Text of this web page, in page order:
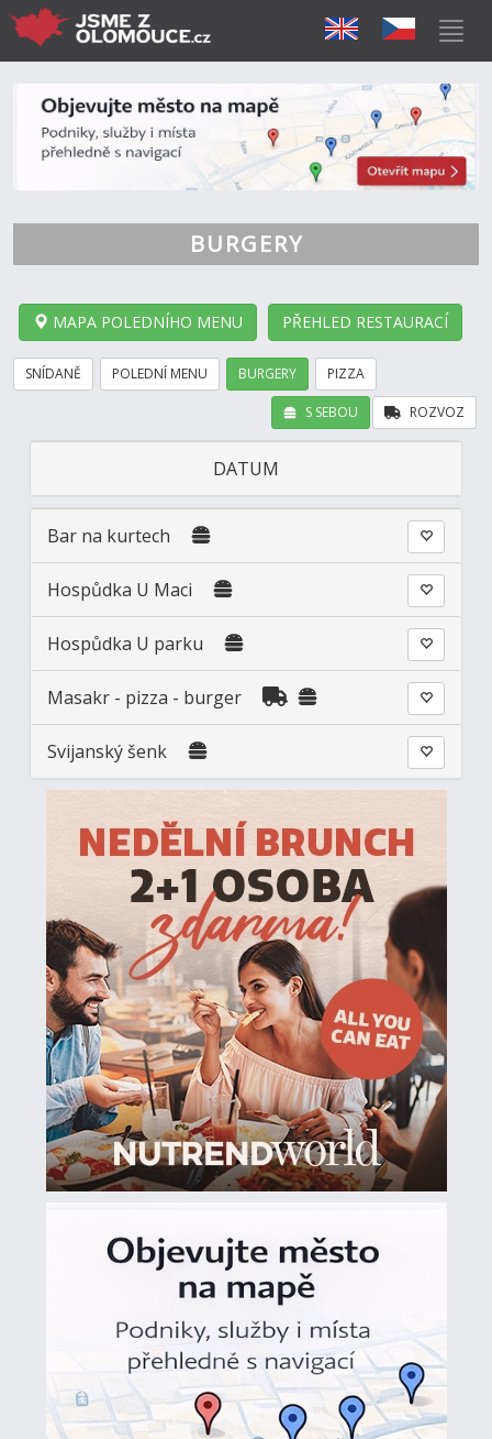
BURGERY
MAPA POLEDNÍHO MENU PŘEHLED RESTAURACÍ
SNÍDANĚ POLEDNÍ MENU BURGERY PIZZA
ROZVOZ
S SEBOU
DATUM
Bar na kurtech
Hospůdka U Maci
Hospůdka U parku
Masakr - pizza - burger
Svijanský šenk